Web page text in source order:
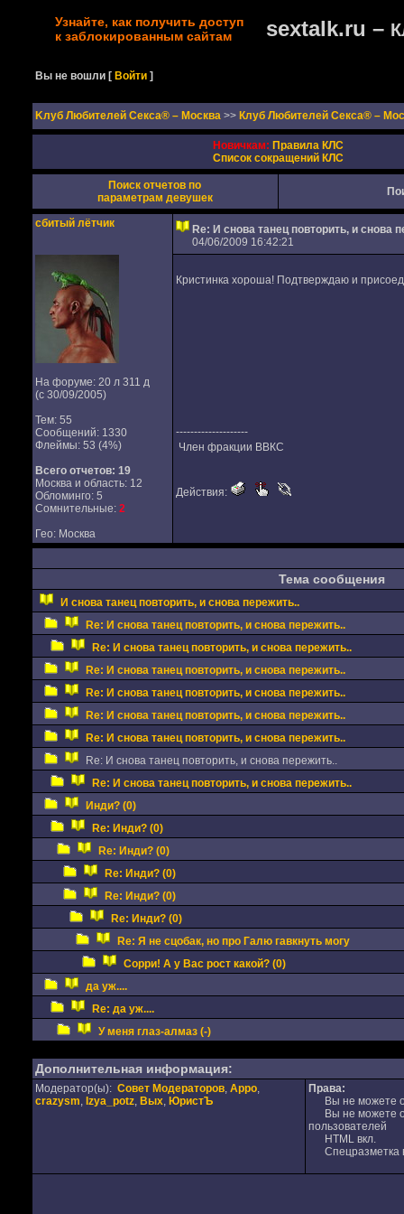
Узнайте, как получить доступ
к заблокированным сайтам
sextalk.ru –
Вы не вошли [Войти ]
Kлуб Любителей Секса® – Москва >> Клуб Любителей Секса® –
Новичкам: Правила КЛС
Список сокращений КЛС
Поиск отчетов по
параметрам девушек
сбитый лётчик
На форуме: 20 л 311 д
(с 30/09/2005)
Тем: 55
Сообщений: 1330
Флеймы: 53 (4%)
Всего отчетов: 19
Москва и область: 12
Обломинго: 5
Сомнительные: 2
Гео: Москва
Re: И снова танец повторить, и снова
04/06/2009 16:42:21
Кристинка хороша! Подтверждаю и
--------------------
Член фракции ВВКС
Действия:
Тема сообщения
И снова танец повторить, и снова пережить..
Re: И снова танец повторить, и снова пережить..
Re: И снова танец повторить, и снова пережить..
Re: И снова танец повторить, и снова пережить..
Re: И снова танец повторить, и снова пережить..
Re: И снова танец повторить, и снова пережить..
Re: И снова танец повторить, и снова пережить..
Re: И снова танец повторить, и снова пережить..
Re: И снова танец повторить, и снова пережить..
Инди? (0)
Re: Инди? (0)
Re: Инди? (0)
Re: Инди? (0)
Re: Инди? (0)
Re: Инди? (0)
Re: Я не сцобак, но про Галю гавкнуть могу
Сорри! А у Вас рост какой? (0)
да уж....
Re: да уж....
У меня глаз-алмаз (-)
Дополнительная информация:
Модератор(ы): Совет Модераторов, Appo,
crazysm, Izya_potz, Вых, ЮристЪ
Права:
Вы не можете
Вы не можете
пользователей
HTML вкл.
Спецразметка